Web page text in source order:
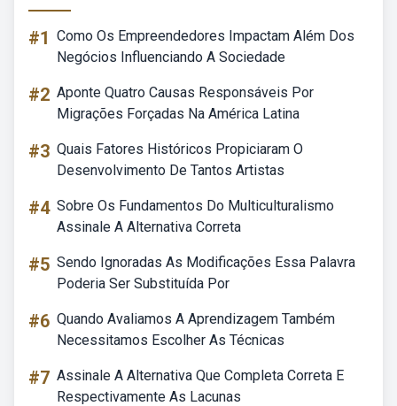
#1 Como Os Empreendedores Impactam Além Dos
Negócios Influenciando A Sociedade
#2 Aponte Quatro Causas Responsáveis Por
Migrações Forçadas Na América Latina
#3 Quais Fatores Históricos Propiciaram O
Desenvolvimento De Tantos Artistas
#4 Sobre Os Fundamentos Do Multiculturalismo
Assinale A Alternativa Correta
#5 Sendo Ignoradas As Modificações Essa Palavra
Poderia Ser Substituída Por
#6 Quando Avaliamos A Aprendizagem Também
Necessitamos Escolher As Técnicas
#7 Assinale A Alternativa Que Completa Correta E
Respectivamente As Lacunas